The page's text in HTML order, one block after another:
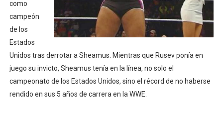
Mundial de lacrosse femenino 2026 (Tokio, Japón) -
Máxima celebración en el último Impact! con Jason
Mundial de esgrima 2026 (Hong Kong) - La delegación
Raquel Rodriguez es la nueva monarca
como
campeón
de los
Estados
Unidos tras derrotar a Sheamus. Mientras que Rusev ponía en
juego su invicto, Sheamus tenía en la línea, no solo el
campeonato de los Estados Unidos, sino el récord de no haberse
rendido en sus 5 años de carrera en la WWE.